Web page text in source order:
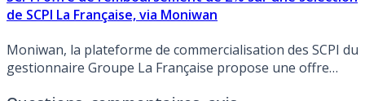
de SCPI La Française, via Moniwan
Moniwan, la plateforme de commercialisation des SCPI du
gestionnaire Groupe La Française propose une offre